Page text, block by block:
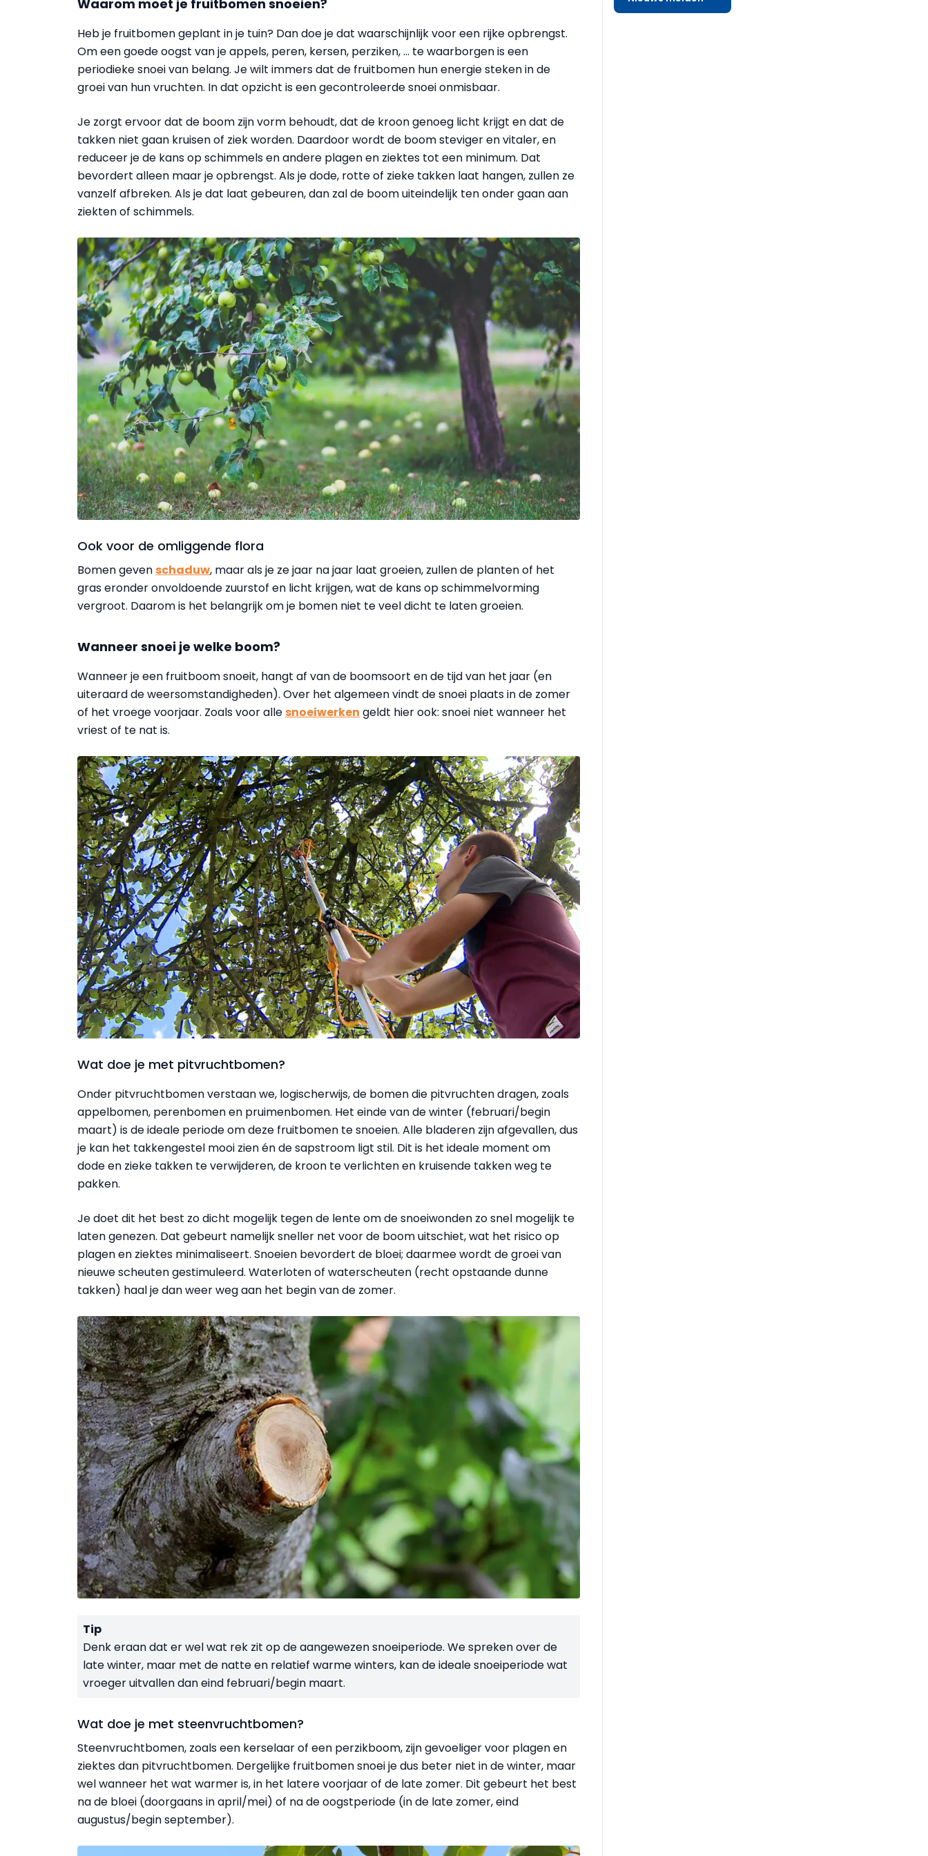
Waarom moet je fruitbomen snoeien?
Heb je fruitbomen geplant in je tuin? Dan doe je dat waarschijnlijk voor een rijke opbrengst.
Om een goede oogst van je appels, peren, kersen, perziken, ... te waarborgen is een
periodieke snoei van belang. Je wilt immers dat de fruitbomen hun energie steken in de
groei van hun vruchten. In dat opzicht is een gecontroleerde snoei onmisbaar.
Je zorgt ervoor dat de boom zijn vorm behoudt, dat de kroon genoeg licht krijgt en dat de
takken niet gaan kruisen of ziek worden. Daardoor wordt de boom steviger en vitaler, en
reduceer je de kans op schimmels en andere plagen en ziektes tot een minimum. Dat
bevordert alleen maar je opbrengst. Als je dode, rotte of zieke takken laat hangen, zullen ze
vanzelf afbreken. Als je dat laat gebeuren, dan zal de boom uiteindelijk ten onder gaan aan
ziekten of schimmels.
Ook voor de omliggende flora
Bomen geven schaduw, maar als je ze jaar na jaar laat groeien, zullen de planten of het
gras eronder onvoldoende zuurstof en licht krijgen, wat de kans op schimmelvorming
vergroot. Daarom is het belangrijk om je bomen niet te veel dicht te laten groeien.
Wanneer snoei je welke boom?
Wanneer je een fruitboom snoeit, hangt af van de boomsoort en de tijd van het jaar (en
uiteraard de weersomstandigheden). Over het algemeen vindt de snoei plaats in de zomer
of het vroege voorjaar. Zoals voor alle snoeiwerken geldt hier ook: snoei niet wanneer het
vriest of te nat is.
Wat doe je met pitvruchtbomen?
Onder pitvruchtbomen verstaan we, logischerwijs, de bomen die pitvruchten dragen, zoals
appelbomen, perenbomen en pruimenbomen. Het einde van de winter (februari/begin
maart) is de ideale periode om deze fruitbomen te snoeien. Alle bladeren zijn afgevallen, dus
je kan het takkengestel mooi zien én de sapstroom ligt stil. Dit is het ideale moment om
dode en zieke takken te verwijderen, de kroon te verlichten en kruisende takken weg te
pakken.
Je doet dit het best zo dicht mogelijk tegen de lente om de snoeiwonden zo snel mogelijk te
laten genezen. Dat gebeurt namelijk sneller net voor de boom uitschiet, wat het risico op
plagen en ziektes minimaliseert. Snoeien bevordert de bloei; daarmee wordt de groei van
nieuwe scheuten gestimuleerd. Waterloten of waterscheuten (recht opstaande dunne
takken) haal je dan weer weg aan het begin van de zomer.
Tip
Denk eraan dat er wel wat rek zit op de aangewezen snoeiperiode. We spreken over de
late winter, maar met de natte en relatief warme winters, kan de ideale snoeiperiode wat
vroeger uitvallen dan eind februari/begin maart.
Wat doe je met steenvruchtbomen?
Steenvruchtbomen, zoals een kerselaar of een perzikboom, zijn gevoeliger voor plagen en
ziektes dan pitvruchtbomen. Dergelijke fruitbomen snoei je dus beter niet in de winter, maar
wel wanneer het wat warmer is, in het latere voorjaar of de late zomer. Dit gebeurt het best
na de bloei (doorgaans in april/mei) of na de oogstperiode (in de late zomer, eind
augustus/begin september).